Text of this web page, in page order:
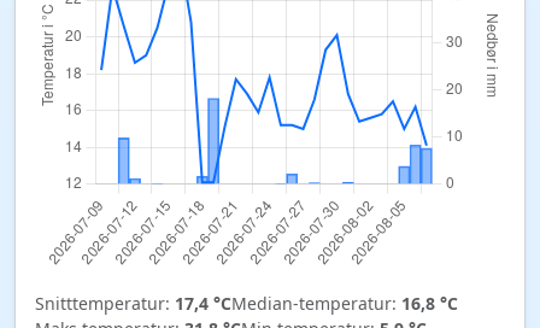
Snitttemperatur: 17,4 °CMedian-temperatur: 16,8 °C